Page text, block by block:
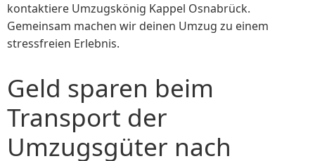
kontaktiere Umzugskönig Kappel Osnabrück.
Gemeinsam machen wir deinen Umzug zu einem
stressfreien Erlebnis.
Geld sparen beim
Transport der
Umzugsgüter nach